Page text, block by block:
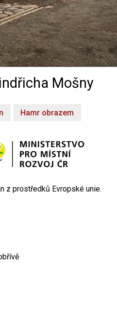
Mošny
Hamr obrazem
z prostředků Evropské unie.